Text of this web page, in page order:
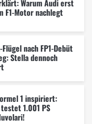
Warum Audi erst
F1-Motor nachlegt
Flügel nach FP1-Debüt
Stella dennoch
1 inspiriert:
1.001 PS